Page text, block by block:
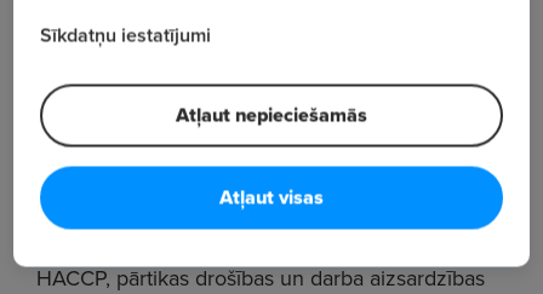
ikdienas darbības traucējumus.
Veikt iekārtu iestatīšanu, regulēšanu un
procesu kontroli.
Rūpēties par izejmateriālu un aprīkojuma
kārtību ražošanas zonā.
HACCP, pārtikas drošības un darba aizsardzības
Sīkdatņu iestatījumi
Atļaut nepieciešamās
Atļaut visas